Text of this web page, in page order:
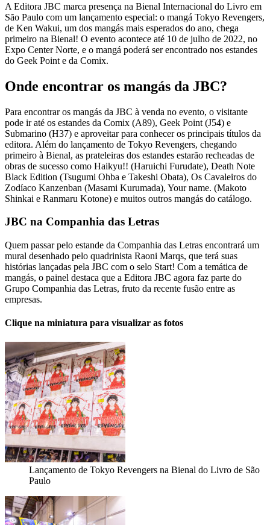
A Editora JBC marca presença na Bienal Internacional do Livro em
São Paulo com um lançamento especial: o mangá Tokyo Revengers,
de Ken Wakui, um dos mangás mais esperados do ano, chega
primeiro na Bienal! O evento acontece até 10 de julho de 2022, no
Expo Center Norte, e o mangá poderá ser encontrado nos estandes
do Geek Point e da Comix.
Onde encontrar os mangás da JBC?
Para encontrar os mangás da JBC à venda no evento, o visitante
pode ir até os estandes da Comix (A89), Geek Point (J54) e
Submarino (H37) e aproveitar para conhecer os principais títulos da
editora. Além do lançamento de Tokyo Revengers, chegando
primeiro à Bienal, as prateleiras dos estandes estarão recheadas de
obras de sucesso como Haikyu!! (Haruichi Furudate), Death Note
Black Edition (Tsugumi Ohba e Takeshi Obata), Os Cavaleiros do
Zodíaco Kanzenban (Masami Kurumada), Your name. (Makoto
Shinkai e Ranmaru Kotone) e muitos outros mangás do catálogo.
JBC na Companhia das Letras
Quem passar pelo estande da Companhia das Letras encontrará um
mural desenhado pelo quadrinista Raoni Marqs, que terá suas
histórias lançadas pela JBC com o selo Start! Com a temática de
mangás, o painel destaca que a Editora JBC agora faz parte do
Grupo Companhia das Letras, fruto da recente fusão entre as
empresas.
Clique na miniatura para visualizar as fotos
Lançamento de Tokyo Revengers na Bienal do Livro de São
Paulo